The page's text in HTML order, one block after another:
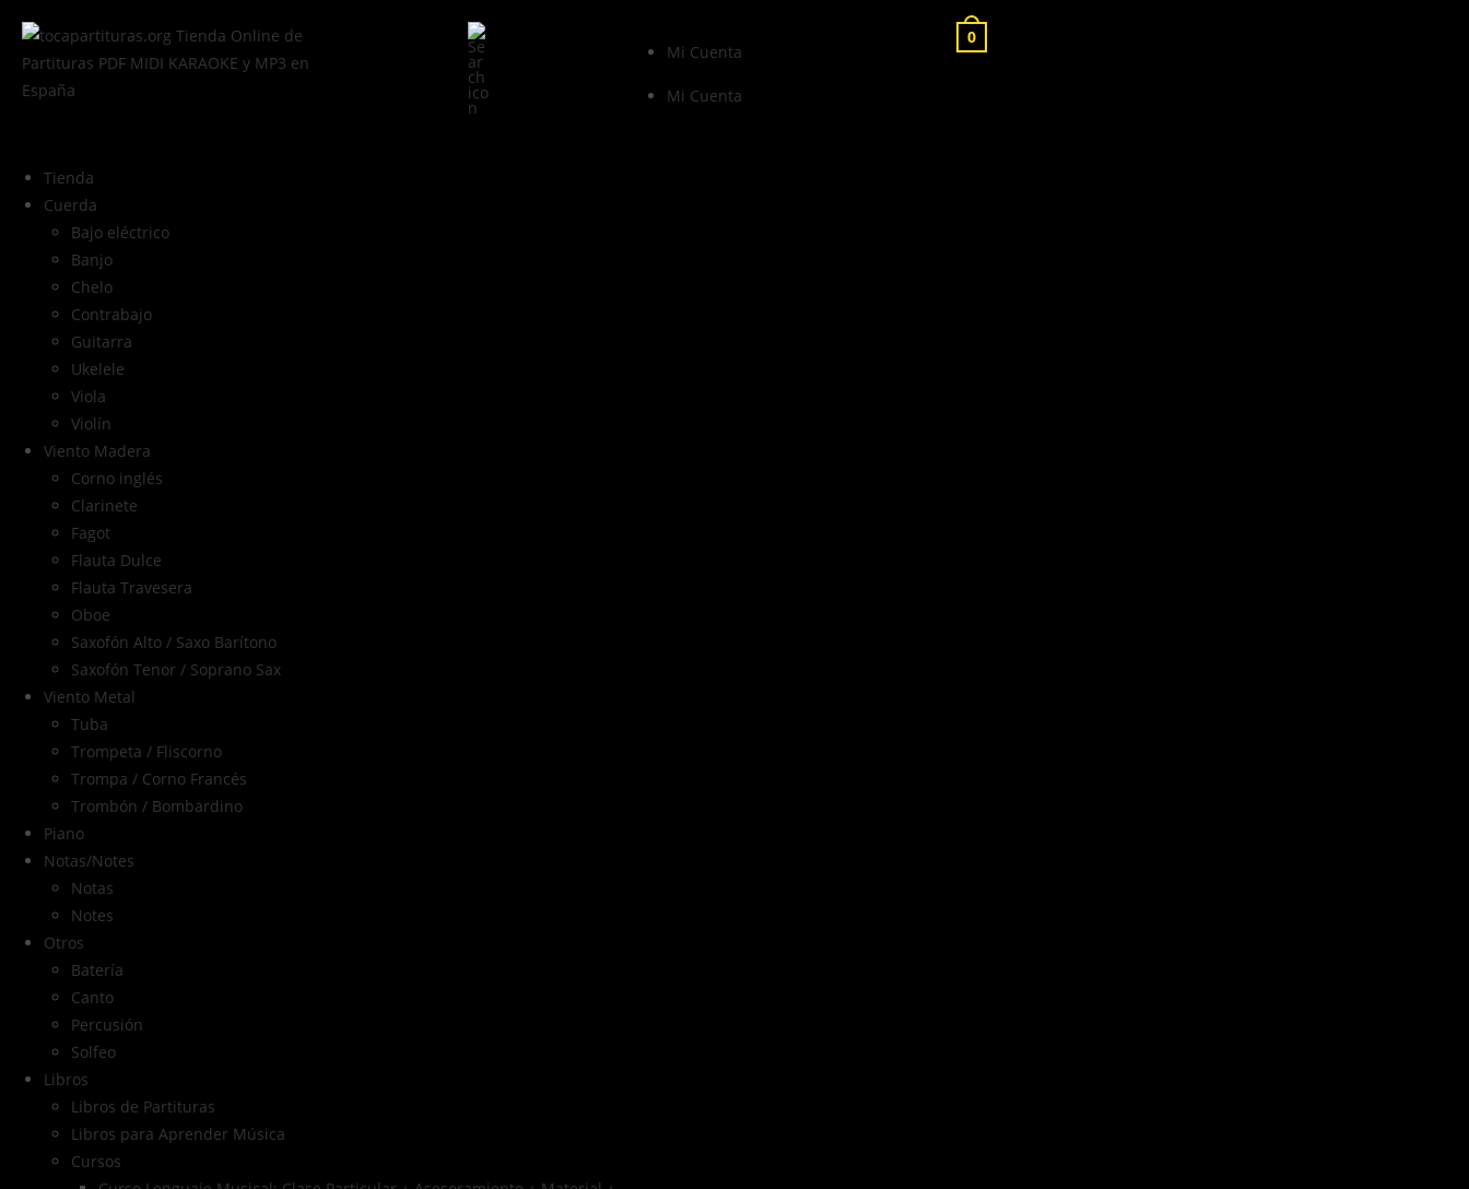
Mi Cuenta
Mi Cuenta
0
Tienda
Cuerda
Bajo eléctrico
Banjo
Chelo
Contrabajo
Guitarra
Ukelele
Viola
Violín
Viento Madera
Corno inglés
Clarinete
Fagot
Flauta Dulce
Flauta Travesera
Oboe
Saxofón Alto / Saxo Barítono
Saxofón Tenor / Soprano Sax
Viento Metal
Tuba
Trompeta / Fliscorno
Trompa / Corno Francés
Trombón / Bombardino
Piano
Notas/Notes
Notas
Notes
Otros
Batería
Canto
Percusión
Solfeo
Libros
Libros de Partituras
Libros para Aprender Música
Cursos